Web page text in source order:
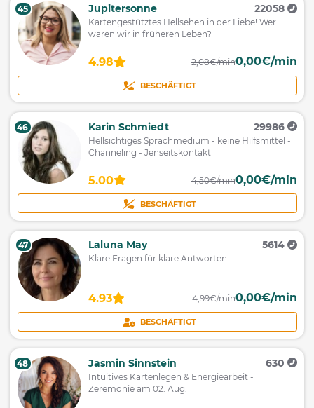
45 Jupitersonne 22058
Kartengestütztes Hellsehen in der Liebe! Wer
waren wir in früheren Leben?
4.98 2,08€/min0,00€/min
BESCHÄFTIGT
46 Karin Schmiedt 29986
Hellsichtiges Sprachmedium - keine Hilfsmittel -
Channeling - Jenseitskontakt
5.00 4,50€/min0,00€/min
BESCHÄFTIGT
47 Laluna May 5614
Klare Fragen für klare Antworten
4.93 4,99€/min0,00€/min
BESCHÄFTIGT
48 Jasmin Sinnstein 630
Intuitives Kartenlegen & Energiearbeit -
Zeremonie am 02. Aug.